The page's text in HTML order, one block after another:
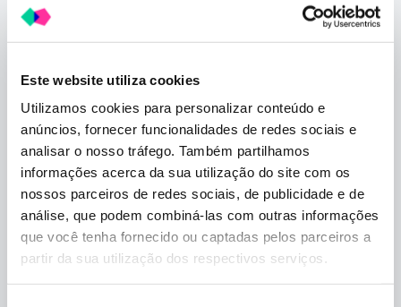
Este website utiliza cookies
Utilizamos cookies para personalizar conteúdo e
anúncios, fornecer funcionalidades de redes sociais e
analisar o nosso tráfego. Também partilhamos
informações acerca da sua utilização do site com os
nossos parceiros de redes sociais, de publicidade e de
análise, que podem combiná-las com outras informações
que você tenha fornecido ou captadas pelos parceiros a
partir da sua utilização dos respectivos serviços.
✅ Permita perguntas durante a
prova
passado, faça um sorteio e forme duplas. Um aluno faz
uma pergunta em voz alta, e o outro só pode
responder com “Sim”, “Não” ou “Não sei”. Mas, atenção!
Já combine com os estudantes que as perguntas têm
que ser sobre o conteúdo da prova, nada de pedir cola
direta sobre as questões, hein?!
✅ Permita um momento de
discussão geral